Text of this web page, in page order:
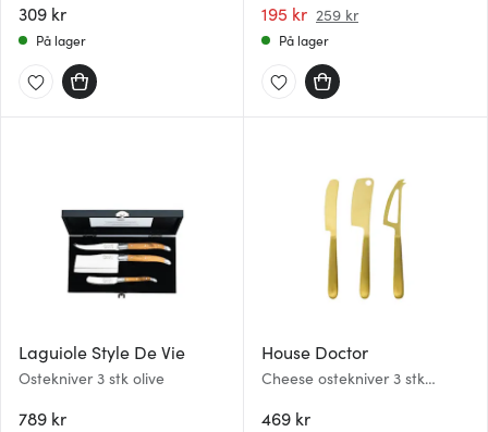
309 kr
På lager
195 kr 259 kr
På lager
Laguiole Style De Vie
Ostekniver 3 stk olive
789 kr
House Doctor
Cheese ostekniver 3 stk
469 kr